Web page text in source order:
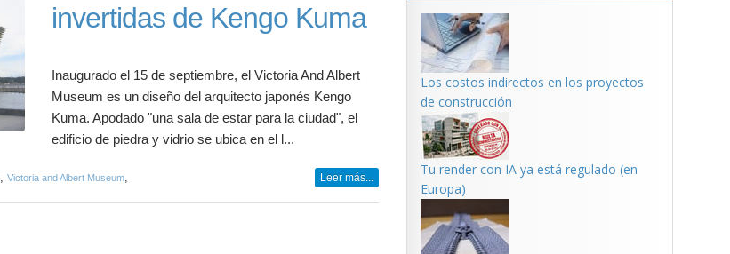
invertidas de Kengo Kuma
Inaugurado el 15 de septiembre, el Victoria And Albert
Museum es un diseño del arquitecto japonés Kengo
Kuma. Apodado "una sala de estar para la ciudad", el
edificio de piedra y vidrio se ubica en el l...
, Victoria and Albert Museum, Leer más...
Los costos indirectos en los proyectos
de construcción
Tu render con IA ya está regulado (en
Europa)